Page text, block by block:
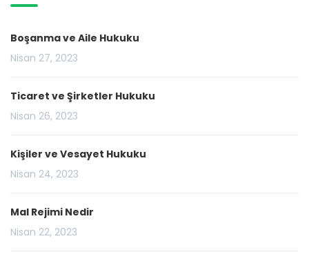
Boşanma ve Aile Hukuku
Nisan 27, 2023
Ticaret ve Şirketler Hukuku
Nisan 26, 2023
Kişiler ve Vesayet Hukuku
Nisan 24, 2023
Mal Rejimi Nedir
Nisan 22, 2023